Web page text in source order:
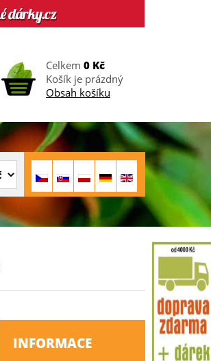
Celkem 0 Kč
Košík je prázdný
Obsah košíku
INFORMACE